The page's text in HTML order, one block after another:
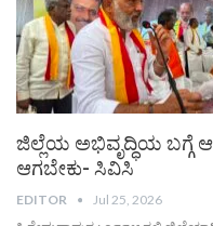
ಜಿಲ್ಲೆಯ ಅಭಿವೃದ್ಧಿಯ ಬಗ್ಗೆ
ಆಗಬೇಕು- ಸಿವಿಸಿ
EDITOR Jul 25, 2026